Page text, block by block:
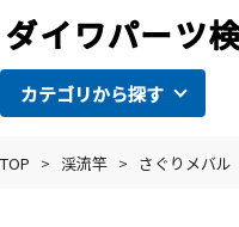
カテゴリから探す
TOP > 渓流竿 > さぐりメバル